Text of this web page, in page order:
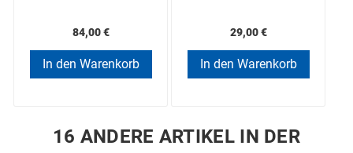
84,00 €
In den Warenkorb
29,00 €
In den Warenkorb
16 ANDERE ARTIKEL IN DER